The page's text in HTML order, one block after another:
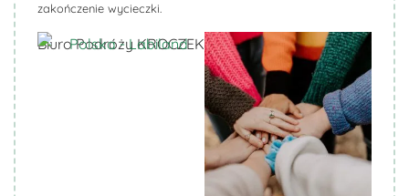
zakończenie wycieczki.
Biuro Podróży KROCZEKBiuro Podróży KROCZEK